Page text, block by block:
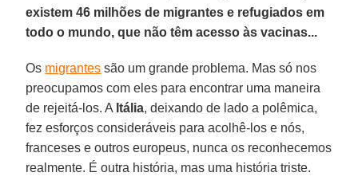
existem 46 milhões de migrantes e refugiados em
todo o mundo, que não têm acesso às vacinas...
Os migrantes são um grande problema. Mas só nos
preocupamos com eles para encontrar uma maneira
de rejeitá-los. A Itália, deixando de lado a polêmica,
fez esforços consideráveis para acolhê-los e nós,
franceses e outros europeus, nunca os reconhecemos
realmente. É outra história, mas uma história triste.